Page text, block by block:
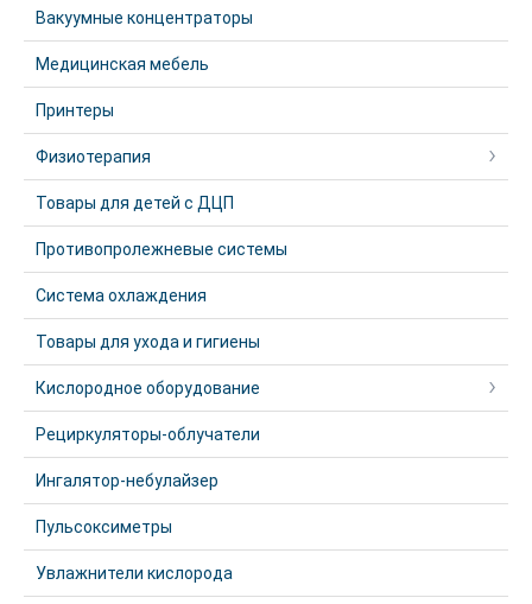
Вакуумные концентраторы
Медицинская мебель
Принтеры
Физиотерапия
Товары для детей с ДЦП
Противопролежневые системы
Система охлаждения
Товары для ухода и гигиены
Кислородное оборудование
Рециркуляторы-облучатели
Ингалятор-небулайзер
Пульсоксиметры
Увлажнители кислорода